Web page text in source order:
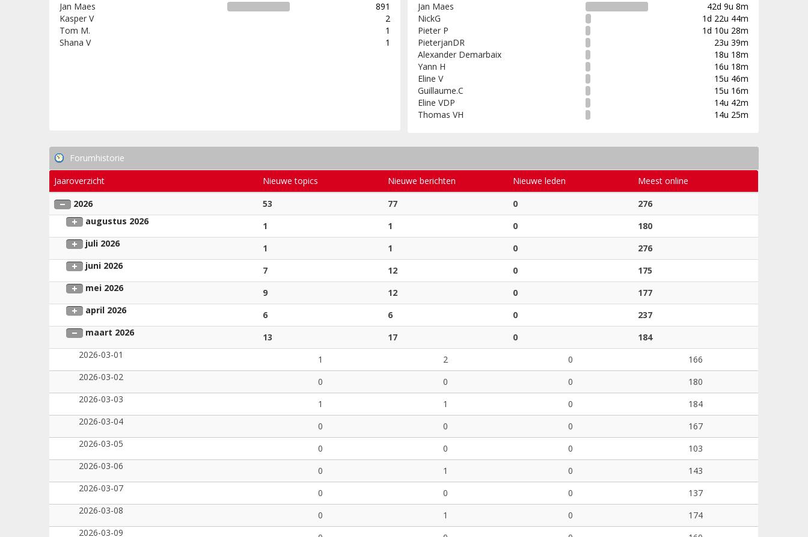
Jan Maes
891
Kasper V
2
Tom M.
1
Shana V
1
Jan Maes
42d 9u 8m
NickG
1d 22u 44m
Pieter P
1d 10u 28m
PieterjanDR
23u 39m
Alexander Demarbaix
18u 18m
Yann H
16u 18m
Eline V
15u 46m
Guillaume.C
15u 16m
Eline VDP
14u 42m
Thomas VH
14u 25m
Forumhistorie
Jaaroverzicht
Nieuwe topics Nieuwe berichten Nieuwe leden
Meest online
2026
53 77 0
276
augustus 2026
1 1 0
180
juli 2026
1 1 0
276
juni 2026
7 12 0
175
mei 2026
9 12 0
177
april 2026
6 6 0
237
maart 2026
13 17 0
184
2026-03-01
1 2 0
166
2026-03-02
0 0 0
180
2026-03-03
1 1 0
184
2026-03-04
0 0 0
167
2026-03-05
0 0 0
103
2026-03-06
0 1 0
143
2026-03-07
0 0 0
137
2026-03-08
0 1 0
174
2026-03-09